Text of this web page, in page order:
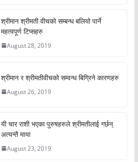
श्रीमान श्रीमती वीचको सम्बन्ध बलियो पार्ने
महत्वपूर्ण टिप्सहरु
August 28, 2019
श्रीमान र श्रीमतीवीचको सम्वन्ध बिग्रिने कारणहरु
August 26, 2019
यी चार राशी भएका पुरुषहरुले श्रीमतीलाई गर्छन्
अत्यन्तै माया
August 23, 2019